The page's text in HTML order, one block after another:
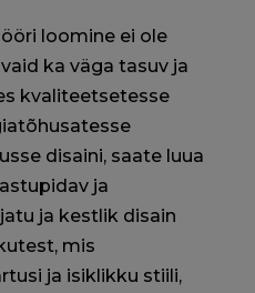
loomine ei ole
ka väga tasuv ja
kvaliteetsetesse
disaini, saate luua
ja
ja kestlik disain
mis
ja isiklikku stiili,